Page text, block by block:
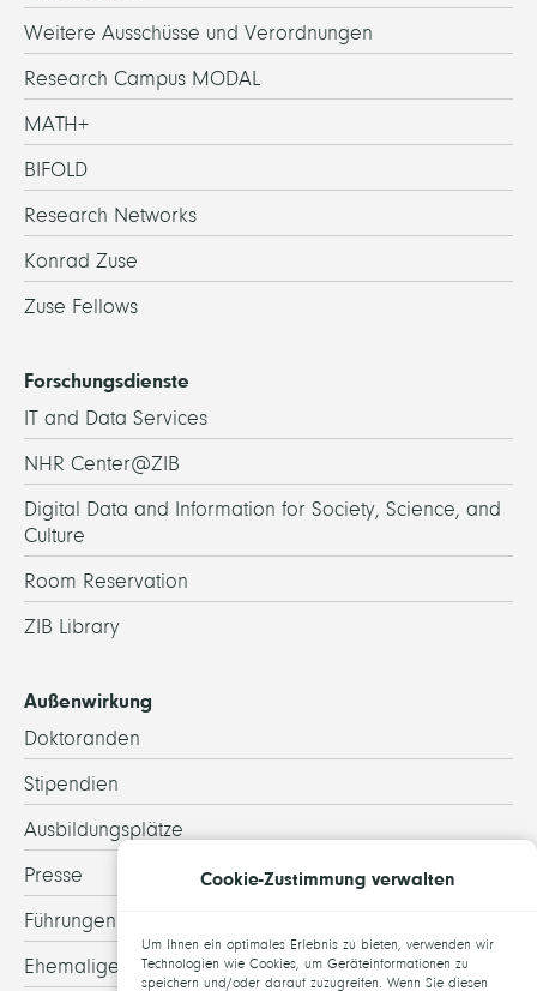
Weitere Ausschüsse und Verordnungen
Research Campus MODAL
MATH+
BIFOLD
Research Networks
Konrad Zuse
Zuse Fellows
Forschungsdienste
IT and Data Services
NHR Center@ZIB
Digital Data and Information for Society, Science, and
Culture
Room Reservation
ZIB Library
Außenwirkung
Doktoranden
Stipendien
Ausbildungsplätze
Presse
Führungen
Ehemalige
Cookie-Zustimmung verwalten
Um Ihnen ein optimales Erlebnis zu bieten, verwenden wir
Technologien wie Cookies, um Geräteinformationen zu
speichern und/oder darauf zuzugreifen. Wenn Sie diesen